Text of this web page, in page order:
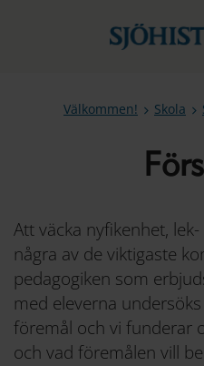
Välkommen! Skola
Att väcka nyfikenhet,
några av de viktigaste
pedagogiken som
med eleverna
föremål och vi funderar
och vad föremålen vill